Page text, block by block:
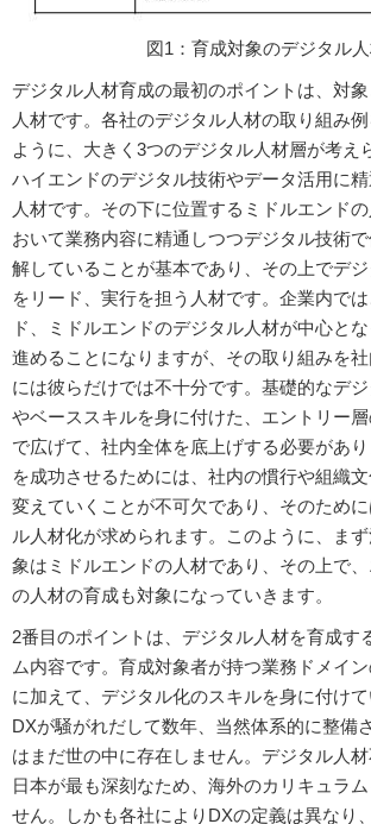
図1：育成対象のデジタル
デジタル人材育成の最初のポイントは、対
人材です。各社のデジタル人材の取り組み
ように、大きく3つのデジタル人材層が考え
ハイエンドのデジタル技術やデータ活用に
人材です。その下に位置するミドルエンド
おいて業務内容に精通しつつデジタル技術
解していることが基本であり、その上でデ
をリード、実行を担う人材です。企業内で
ド、ミドルエンドのデジタル人材が中心と
進めることになりますが、その取り組みを社
には彼らだけでは不十分です。基礎的なデ
やベーススキルを身に付けた、エントリー
で広げて、社内全体を底上げする必要があ
を成功させるためには、社内の慣行や組織
変えていくことが不可欠であり、そのため
ル人材化が求められます。このように、ま
象はミドルエンドの人材であり、その上で
の人材の育成も対象になっていきます。
2番目のポイントは、デジタル人材を育成す
ム内容です。育成対象者が持つ業務ドメイ
に加えて、デジタル化のスキルを身に付け
DXが騒がれだして数年、当然体系的に整備
はまだ世の中に存在しません。デジタル人
日本が最も深刻なため、海外のカリキュラ
せん。しかも各社によりDXの定義は異なり